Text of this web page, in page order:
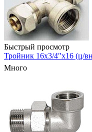
Быстрый просмотр
Тройник 16х3/4"х16 (ц/
Много